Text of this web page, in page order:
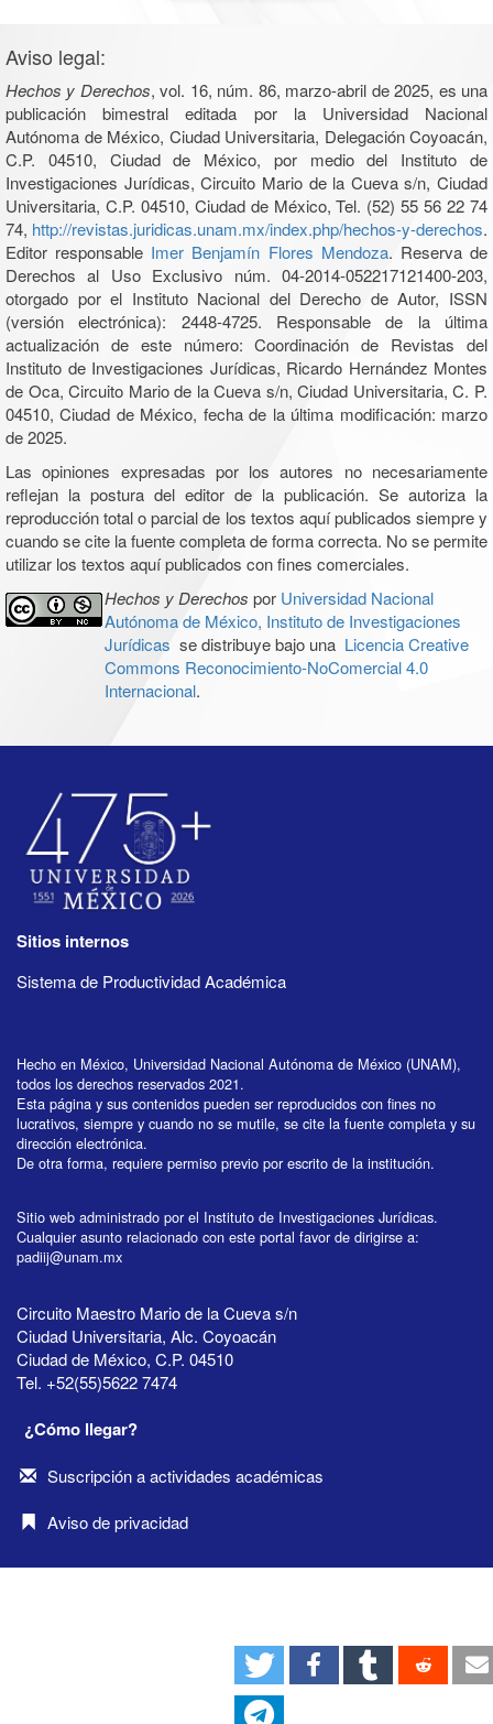
Aviso legal:
Hechos y Derechos, vol. 16, núm. 86, marzo-abril de 2025, es una
publicación bimestral editada por la Universidad Nacional
Autónoma de México, Ciudad Universitaria, Delegación Coyoacán,
C.P. 04510, Ciudad de México, por medio del Instituto de
Investigaciones Jurídicas, Circuito Mario de la Cueva s/n, Ciudad
Universitaria, C.P. 04510, Ciudad de México, Tel. (52) 55 56 22 74
74, http://revistas.juridicas.unam.mx/index.php/hechos-y-derechos.
Editor responsable Imer Benjamín Flores Mendoza. Reserva de
Derechos al Uso Exclusivo núm. 04-2014-052217121400-203,
otorgado por el Instituto Nacional del Derecho de Autor, ISSN
(versión electrónica): 2448-4725. Responsable de la última
actualización de este número: Coordinación de Revistas del
Instituto de Investigaciones Jurídicas, Ricardo Hernández Montes
de Oca, Circuito Mario de la Cueva s/n, Ciudad Universitaria, C. P.
04510, Ciudad de México, fecha de la última modificación: marzo
de 2025.
Las opiniones expresadas por los autores no necesariamente
reflejan la postura del editor de la publicación. Se autoriza la
reproducción total o parcial de los textos aquí publicados siempre y
cuando se cite la fuente completa de forma correcta. No se permite
utilizar los textos aquí publicados con fines comerciales.
Hechos y Derechos por Universidad Nacional
Autónoma de México, Instituto de Investigaciones
Jurídicas se distribuye bajo una Licencia Creative
Commons Reconocimiento-NoComercial 4.0
Internacional.
Sitios internos
Sistema de Productividad Académica
Hecho en México, Universidad Nacional Autónoma de México (UNAM),
todos los derechos reservados 2021.
Esta página y sus contenidos pueden ser reproducidos con fines no
lucrativos, siempre y cuando no se mutile, se cite la fuente completa y su
dirección electrónica.
De otra forma, requiere permiso previo por escrito de la institución.
Sitio web administrado por el Instituto de Investigaciones Jurídicas.
Cualquier asunto relacionado con este portal favor de dirigirse a:
padiij@unam.mx
Circuito Maestro Mario de la Cueva s/n
Ciudad Universitaria, Alc. Coyoacán
Ciudad de México, C.P. 04510
Tel. +52(55)5622 7474
¿Cómo llegar?
Suscripción a actividades académicas
Aviso de privacidad